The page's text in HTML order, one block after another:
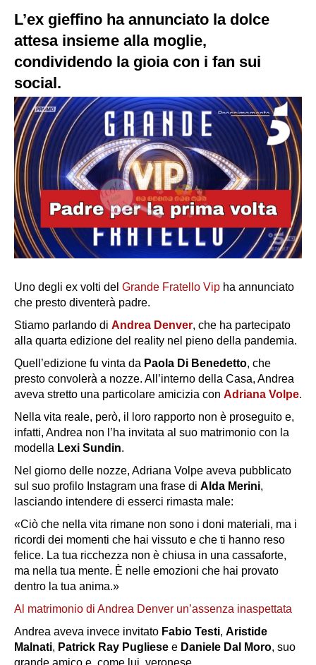
L’ex gieffino ha annunciato la dolce
attesa insieme alla moglie,
condividendo la gioia con i fan sui
social.
Uno degli ex volti del Grande Fratello Vip ha annunciato
che presto diventerà padre.
Stiamo parlando di Andrea Denver, che ha partecipato
alla quarta edizione del reality nel pieno della pandemia.
Quell’edizione fu vinta da Paola Di Benedetto, che
presto convolerà a nozze. All’interno della Casa, Andrea
aveva stretto una particolare amicizia con Adriana Volpe.
Nella vita reale, però, il loro rapporto non è proseguito e,
infatti, Andrea non l’ha invitata al suo matrimonio con la
modella Lexi Sundin.
Nel giorno delle nozze, Adriana Volpe aveva pubblicato
sul suo profilo Instagram una frase di Alda Merini,
lasciando intendere di esserci rimasta male:
«Ciò che nella vita rimane non sono i doni materiali, ma i
ricordi dei momenti che hai vissuto e che ti hanno reso
felice. La tua ricchezza non è chiusa in una cassaforte,
ma nella tua mente. È nelle emozioni che hai provato
dentro la tua anima.»
Al matrimonio di Andrea Denver un’assenza inaspettata
Andrea aveva invece invitato Fabio Testi, Aristide
Malnati, Patrick Ray Pugliese e Daniele Dal Moro, suo